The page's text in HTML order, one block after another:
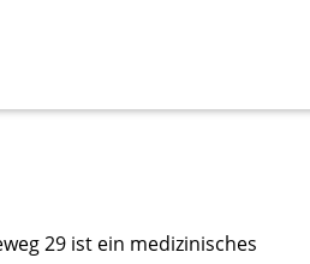
29 ist ein medizinisches